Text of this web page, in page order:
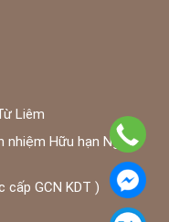
Liêm
nhiệm Hữu hạn Ngoài
GCN KDT )